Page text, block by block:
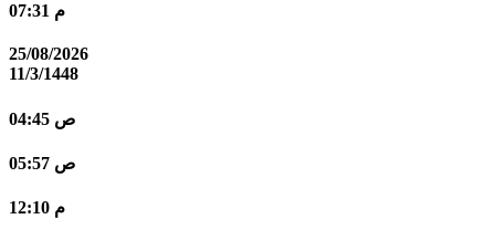
07:31 م
25/08/2026
11/3/1448
04:45 ص
05:57 ص
12:10 م